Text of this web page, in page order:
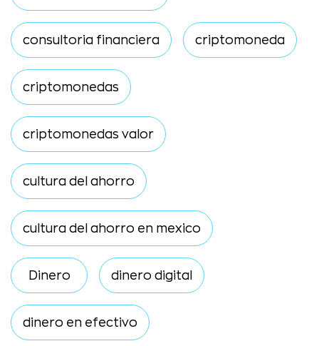
consultoria financiera criptomoneda
criptomonedas
criptomonedas valor
cultura del ahorro
cultura del ahorro en mexico
Dinero dinero digital
dinero en efectivo